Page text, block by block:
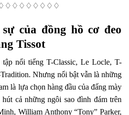
của đồng hồ cơ đeo
Tissot
nổi tiếng T-Classic, Le Locle, T-
Nhưng nổi bật vẫn là những
là lựa chọn hàng đầu của đấng mày
cả những ngôi sao đình đám trên
William Anthony “Tony” Parker,